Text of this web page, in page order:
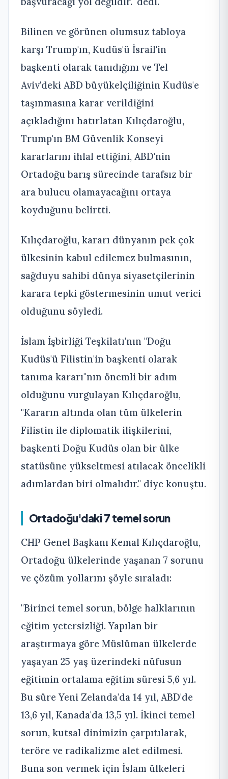
Bilinen ve görünen olumsuz tabloya
karşı Trump'ın, Kudüs'ü İsrail'in
başkenti olarak tanıdığını ve Tel
Aviv'deki ABD büyükelçiliğinin Kudüs'e
taşınmasına karar verildiğini
açıkladığını hatırlatan Kılıçdaroğlu,
Trump'ın BM Güvenlik Konseyi
kararlarını ihlal ettiğini, ABD'nin
Ortadoğu barış sürecinde tarafsız bir
ara bulucu olamayacağını ortaya
koyduğunu belirtti.
Kılıçdaroğlu, kararı dünyanın pek çok
ülkesinin kabul edilemez bulmasının,
sağduyu sahibi dünya siyasetçilerinin
karara tepki göstermesinin umut verici
olduğunu söyledi.
İslam İşbirliği Teşkilatı'nın "Doğu
Kudüs'ü Filistin'in başkenti olarak
tanıma kararı"nın önemli bir adım
olduğunu vurgulayan Kılıçdaroğlu,
"Kararın altında olan tüm ülkelerin
Filistin ile diplomatik ilişkilerini,
başkenti Doğu Kudüs olan bir ülke
statüsüne yükseltmesi atılacak öncelikli
adımlardan biri olmalıdır." diye konuştu.
Ortadoğu'daki 7 temel sorun
CHP Genel Başkanı Kemal Kılıçdaroğlu,
Ortadoğu ülkelerinde yaşanan 7 sorunu
ve çözüm yollarını şöyle sıraladı:
"Birinci temel sorun, bölge halklarının
eğitim yetersizliği. Yapılan bir
araştırmaya göre Müslüman ülkelerde
yaşayan 25 yaş üzerindeki nüfusun
eğitimin ortalama eğitim süresi 5,6 yıl.
Bu süre Yeni Zelanda'da 14 yıl, ABD'de
13,6 yıl, Kanada'da 13,5 yıl. İkinci temel
sorun, kutsal dinimizin çarpıtılarak,
teröre ve radikalizme alet edilmesi.
Buna son vermek için İslam ülkeleri